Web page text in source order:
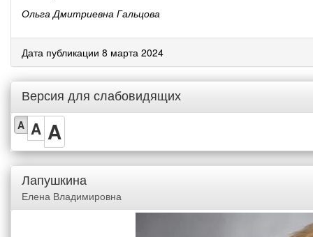
Ольга Дмитриевна Гальцова
Дата публикации 8 марта 2024
Версия для слабовидящих
A A A
Лапушкина
Елена Владимировна